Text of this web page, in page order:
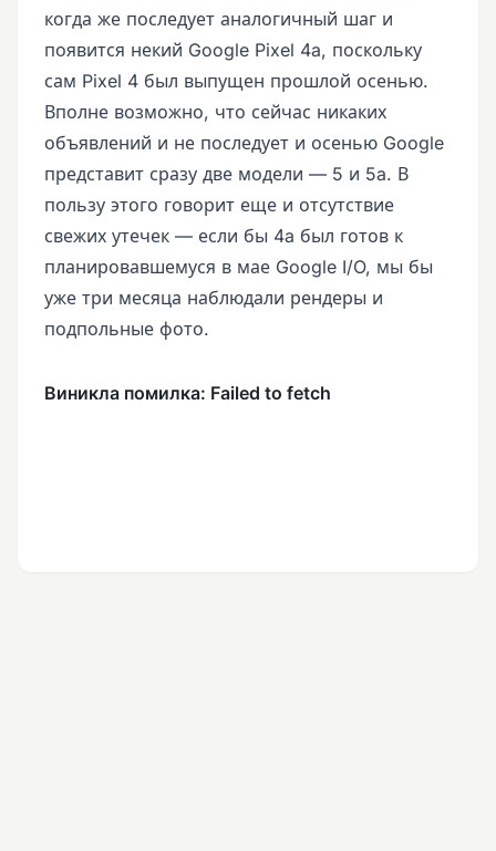
когда же последует аналогичный шаг и
появится некий Google Pixel 4a, поскольку
сам Pixel 4 был выпущен прошлой осенью.
Вполне возможно, что сейчас никаких
объявлений и не последует и осенью Google
представит сразу две модели — 5 и 5a. В
пользу этого говорит еще и отсутствие
свежих утечек — если бы 4a был готов к
планировавшемуся в мае Google I/O, мы бы
уже три месяца наблюдали рендеры и
подпольные фото.